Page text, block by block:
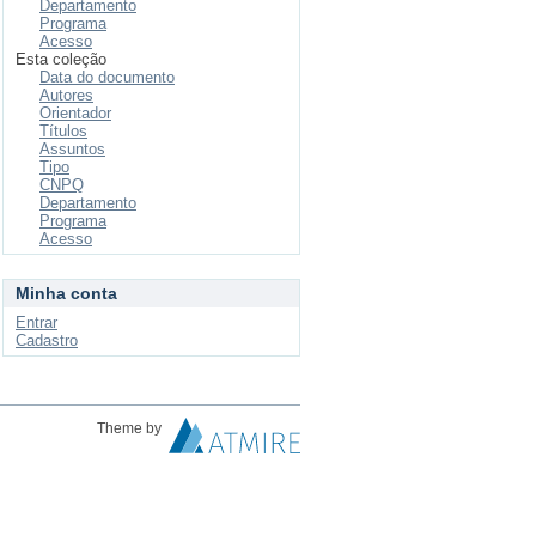
Departamento
Programa
Acesso
Esta coleção
Data do documento
Autores
Orientador
Títulos
Assuntos
Tipo
CNPQ
Departamento
Programa
Acesso
Minha conta
Entrar
Cadastro
Theme by